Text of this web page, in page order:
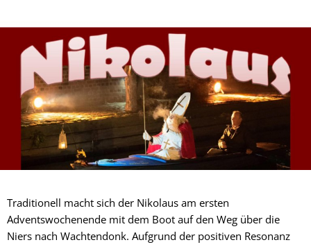
Traditionell macht sich der Nikolaus am ersten
Adventswochenende mit dem Boot auf den Weg über die
Niers nach Wachtendonk. Aufgrund der positiven Resonanz